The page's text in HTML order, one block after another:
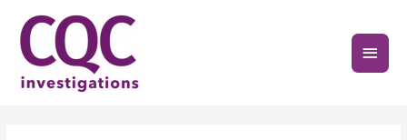
content
Main